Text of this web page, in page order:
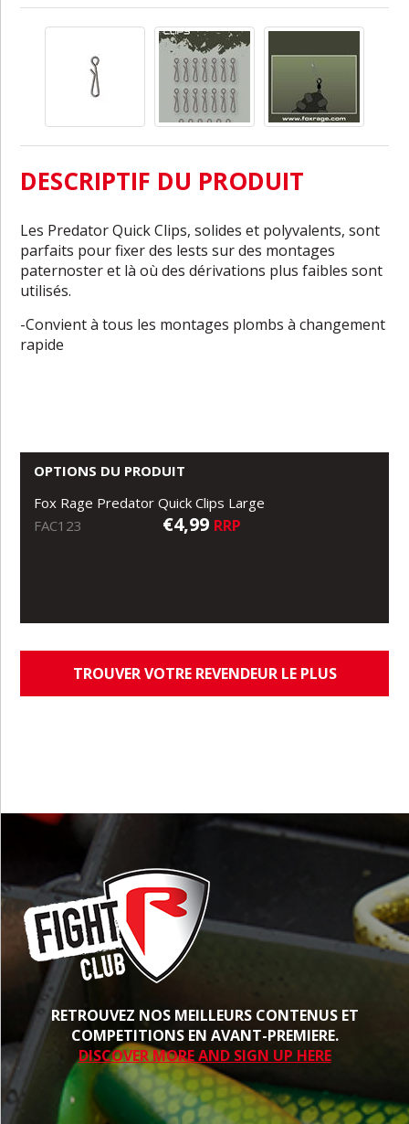
DESCRIPTIF DU PRODUIT
Les Predator Quick Clips, solides et polyvalents, sont
parfaits pour fixer des lests sur des montages
paternoster et là où des dérivations plus faibles sont
utilisés.
-Convient à tous les montages plombs à changement
rapide
OPTIONS DU PRODUIT
Fox Rage Predator Quick Clips Large
FAC123
€4,99 RRP
TROUVER VOTRE REVENDEUR LE PLUS
RETROUVEZ NOS MEILLEURS CONTENUS ET
COMPETITIONS EN AVANT-PREMIERE.
DISCOVER MORE AND SIGN UP HERE